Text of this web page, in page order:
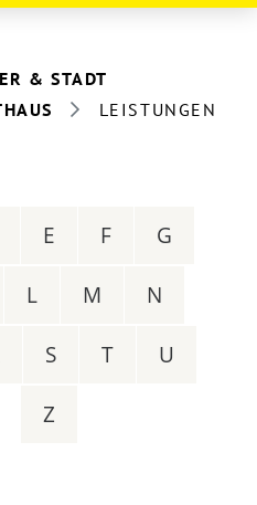
& STADT
LEISTUNGEN
E F G
L M N
S T U
Z